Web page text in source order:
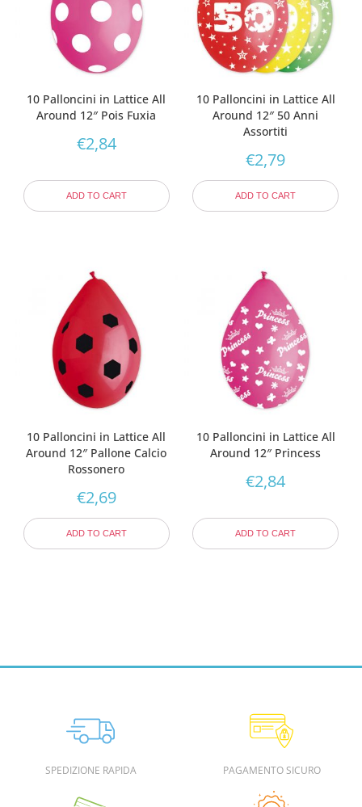
10 Palloncini in Lattice All
Around 12″ Pois Fuxia
€2,84
ADD TO CART
10 Palloncini in Lattice All
Around 12″ 50 Anni
Assortiti
€2,79
ADD TO CART
10 Palloncini in Lattice All
Around 12″ Pallone Calcio
Rossonero
€2,69
ADD TO CART
10 Palloncini in Lattice All
Around 12″ Princess
€2,84
ADD TO CART
SPEDIZIONE RAPIDA PAGAMENTO SICURO